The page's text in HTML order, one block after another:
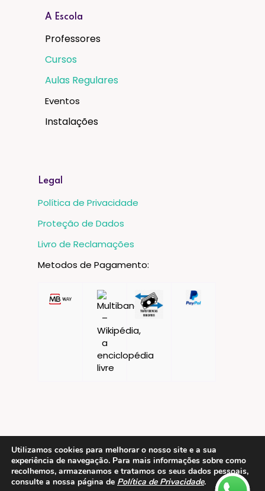
A Escola
Professores
Cursos
Aulas Regulares
Eventos
Instalações
Legal
Política de Privacidade
Proteção de Dados
Livro de Reclamações
Metodos de Pagamento:
Contactos
ESMTC – Escola de Medicina Tradicional
Utilizamos cookies para melhorar o nosso site e a sua
experiência de navegação. Para mais informações sobre como
recolhemos, armazenamos e tratamos os seus dados pessoais,
consulte a nossa página de Política de Privacidade.